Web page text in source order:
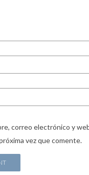
correo electrónico y
vez que comente.